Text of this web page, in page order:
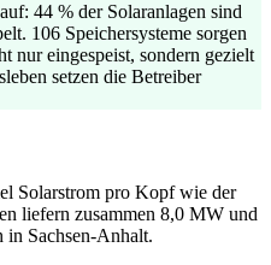
44 % der Solaranlagen sind
106 Speichersysteme sorgen
nur eingespeist, sondern gezielt
setzen die Betreiber
Solarstrom pro Kopf wie der
liefern zusammen 8,0 MW und
Sachsen-Anhalt.